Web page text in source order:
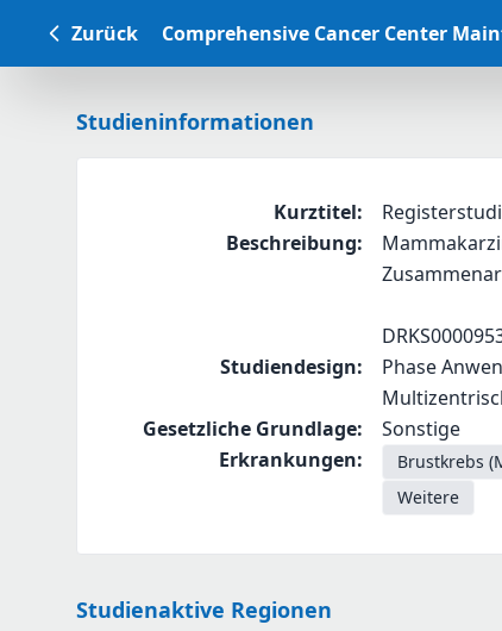
Zurück Comprehensive Cancer Center
Studieninformationen
Kurztitel:
Beschreibung:
Studiendesign:
Phase
Gesetzliche Grundlage:
Sonstige
Erkrankungen: Brustkrebs
Weitere
Studienaktive Regionen